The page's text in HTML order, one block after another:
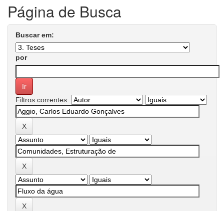
Página de Busca
Buscar em:
por
Filtros correntes: